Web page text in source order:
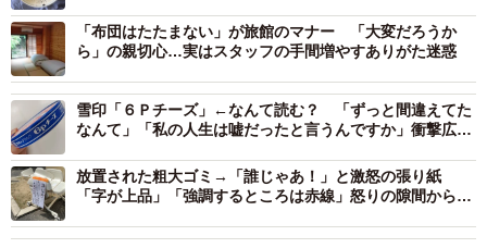
2/6
灰皿にされてしまった自販機の器(「なかよし自販機コーナー」Twitterよ
り)
「布団はたたまない」が旅館のマナー 「大変だろうか
ら」の親切心…実はスタッフの手間増やすありがた迷惑
雪印「６Ｐチーズ」←なんて読む？ 「ずっと間違えてた
なんて」「私の人生は嘘だったと言うんですか」衝撃広が
放置された粗大ゴミ→「誰じゃあ！」と激怒の張り紙
「字が上品」「強調するところは赤線」怒りの隙間からあ